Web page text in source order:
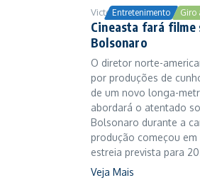
Entretenimento Giro
Victor Samuel 24/10/
Cineasta fará filme
Bolsonaro
O diretor norte-
por produções de
de um novo longa-
abordará o atentado
Bolsonaro durante a
produção começou
estreia prevista para
Veja Mais